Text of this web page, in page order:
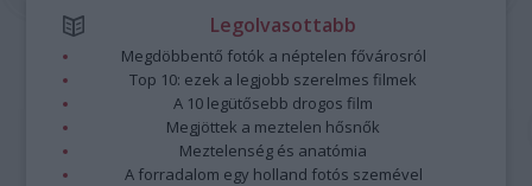
Legolvasottabb
Megdöbbentő fotók a néptelen fővárosról
Top 10: ezek a legjobb szerelmes filmek
A 10 legütősebb drogos film
Megjöttek a meztelen hősnők
Meztelenség és anatómia
A forradalom egy holland fotós szemével